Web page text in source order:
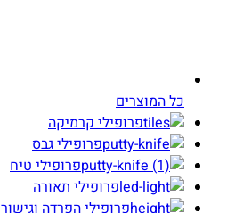
כל המוצרים
פרופילי קרמיקה
פרופילי גבס
פרופילי טיח
פרופילי תאורה